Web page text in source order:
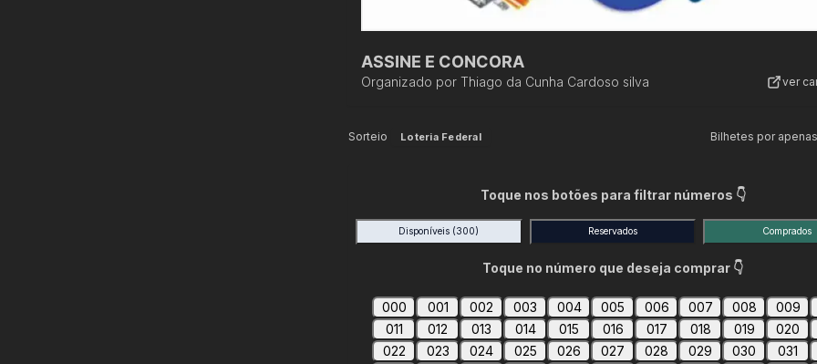
ASSINE E CONCORA
Organizado por Thiago da Cunha Cardoso silva ver
Sorteio Loteria Federal Bilhetes por apenas
Toque nos botões para filtrar números 👇
Disponíveis (300) Reservados Comprados
Toque no número que deseja comprar 👇
000 001 002 003 004 005 006 007 008 009
011
012 013 014 015 016 017 018 019 020
022
023 024 025 026 027 028 029 030 031